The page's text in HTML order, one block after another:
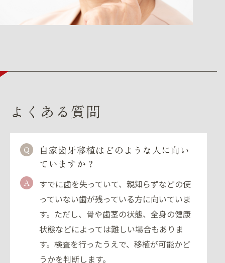
よくある質問
Q
自家歯牙移植はどのような人に向い
ていますか？
A
すでに歯を失っていて、親知らずなどの使
っていない歯が残っている方に向いていま
す。ただし、骨や歯茎の状態、全身の健康
状態などによっては難しい場合もありま
す。検査を行ったうえで、移植が可能かど
うかを判断します。